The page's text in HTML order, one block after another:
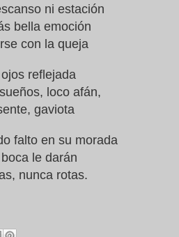
ni estación
bella emoción
con la queja
reflejada
loco afán,
gaviota
falto en su morada
le darán
nunca rotas.